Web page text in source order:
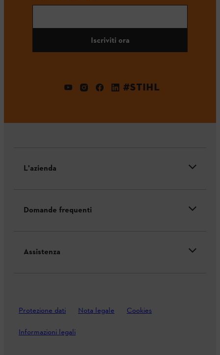
Iscriviti ora
#STIHL
L'azienda
Domande frequenti
Assistenza
Protezione dati Nota legale Cookies
Informazioni legali